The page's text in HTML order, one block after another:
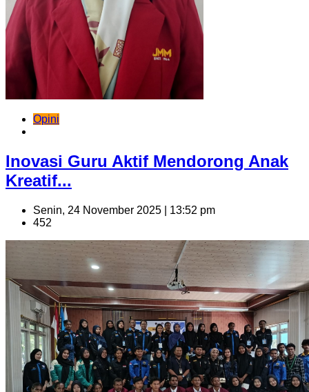
Opini
Inovasi Guru Aktif Mendorong Anak
Kreatif...
Senin, 24 November 2025 | 13:52 pm
452